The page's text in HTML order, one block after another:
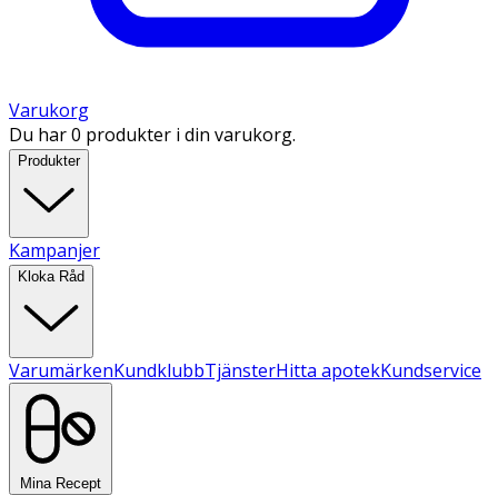
Varukorg
Du har 0 produkter i din varukorg.
Produkter
Kampanjer
Kloka Råd
VarumärkenKundklubbTjänsterHitta apotekKundservice
Mina Recept